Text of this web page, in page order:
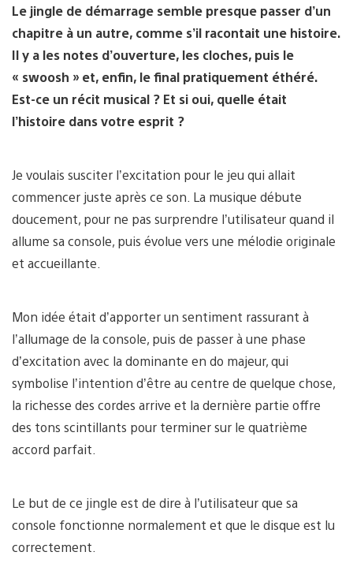
Le jingle de démarrage semble presque passer d’un
chapitre à un autre, comme s’il racontait une histoire.
Il y a les notes d’ouverture, les cloches, puis le
« swoosh » et, enfin, le final pratiquement éthéré.
Est-ce un récit musical ? Et si oui, quelle était
l’histoire dans votre esprit ?
Je voulais susciter l’excitation pour le jeu qui allait
commencer juste après ce son. La musique débute
doucement, pour ne pas surprendre l’utilisateur quand il
allume sa console, puis évolue vers une mélodie originale
et accueillante.
Mon idée était d’apporter un sentiment rassurant à
l’allumage de la console, puis de passer à une phase
d’excitation avec la dominante en do majeur, qui
symbolise l’intention d’être au centre de quelque chose,
la richesse des cordes arrive et la dernière partie offre
des tons scintillants pour terminer sur le quatrième
accord parfait.
Le but de ce jingle est de dire à l’utilisateur que sa
console fonctionne normalement et que le disque est lu
correctement.